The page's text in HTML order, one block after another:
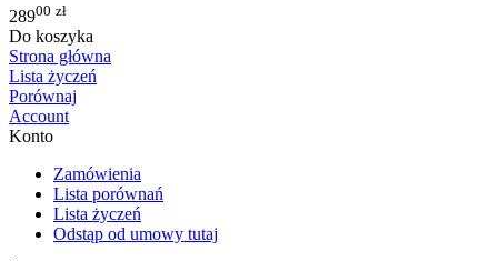
28900 zł
Do koszyka
Strona główna
Lista życzeń
Porównaj
Account
Konto
Zamówienia
Lista porównań
Lista życzeń
Odstąp od umowy tutaj